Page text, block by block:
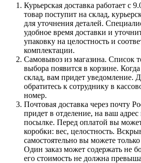
Курьерская доставка работает с
товар поступит на склад,
для уточнения деталей.
удобное время доставки и
упаковку на целостность и
комплектации.
Самовывоз из магазина. Список
выбора появится в корзине.
склад, вам придет уведомление.
обратитесь к сотруднику в
номер.
Почтовая доставка через почту
придет в отделение, на ваш
посылке. Перед оплатой вы
коробки: вес, целостность.
самостоятельно вы можете
Один заказ может содержать не
его стоимость не должна